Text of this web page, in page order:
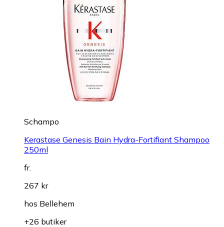
Schampo
Kerastase Genesis Bain Hydra-Fortifiant Shampoo
250ml
fr.
267 kr
hos Bellehem
+26 butiker